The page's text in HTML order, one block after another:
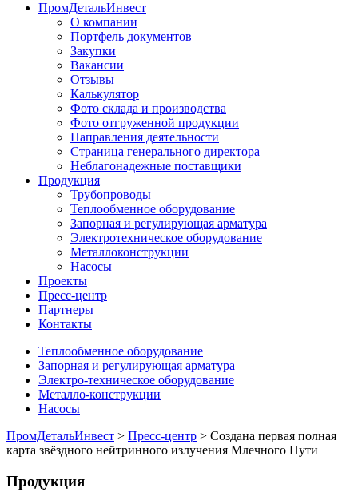
ПромДетальИнвест
О компании
Портфель документов
Закупки
Вакансии
Отзывы
Калькулятор
Фото склада и производства
Фото отгруженной продукции
Направления деятельности
Страница генерального директора
Неблагонадежные поставщики
Продукция
Трубопроводы
Теплообменное оборудование
Запорная и регулирующая арматура
Электротехническое оборудование
Металлоконструкции
Насосы
Проекты
Пресс-центр
Партнеры
Контакты
Теплообменное оборудование
Запорная и регулирующая арматура
Электро-техническое оборудование
Металло-конструкции
Насосы
ПромДетальИнвест > Пресс-центр > Создана первая полная
карта звёздного нейтринного излучения Млечного Пути
Продукция